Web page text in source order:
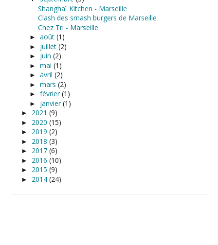
Shanghaï Kitchen - Marseille
Clash des smash burgers de Marseille
Chez Tri - Marseille
►août(1)
► juillet(2)
► juin(2)
►mai(1)
►avril(2)
►mars(2)
►février(1)
► janvier(1)
► 2021(9)
► 2020(15)
► 2019(2)
► 2018(3)
► 2017(6)
► 2016(10)
► 2015(9)
► 2014(24)